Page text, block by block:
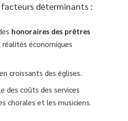
déterminants :
honoraires des prêtres
réalités économiques
croissants des églises.
des coûts des services
chorales et les musiciens.